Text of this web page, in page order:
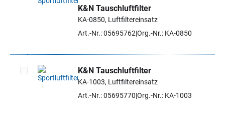
Artikel auswählen
K&N Tauschluftfilter
KA-0850, Luftfiltereinsatz
Art.-Nr.: 05695762 Org.-Nr.: KA-0850
Artikel auswählen
K&N Tauschluftfilter
KA-1003, Luftfiltereinsatz
Art.-Nr.: 05695770 Org.-Nr.: KA-1003